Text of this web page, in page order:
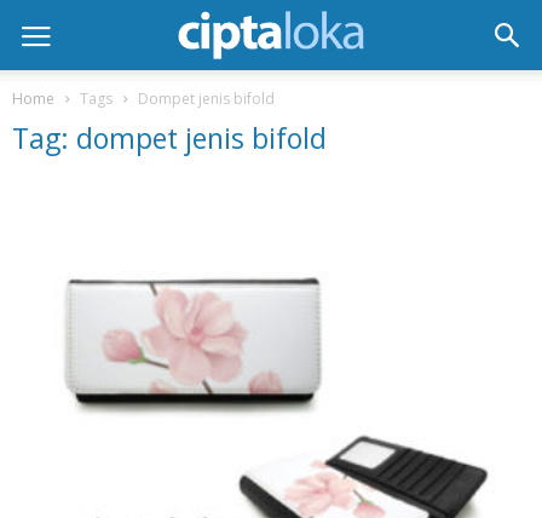
Home Tags Dompet jenis bifold
Tag: dompet jenis bifold